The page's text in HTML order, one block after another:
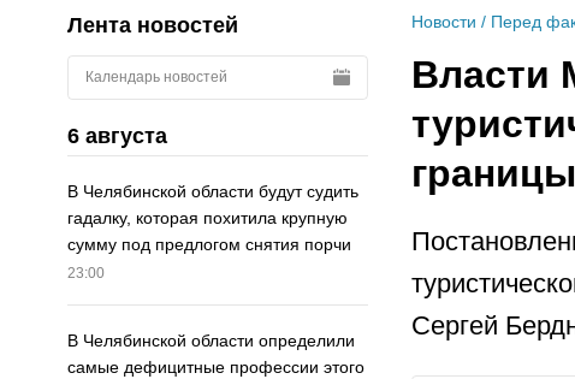
Лента новостей
Календарь новостей
6 августа
В Челябинской области будут судить
гадалку, которая похитила крупную
сумму под предлогом снятия порчи
23:00
В Челябинской области определили
самые дефицитные профессии этого
Новости / Перед
Власти
Сергей